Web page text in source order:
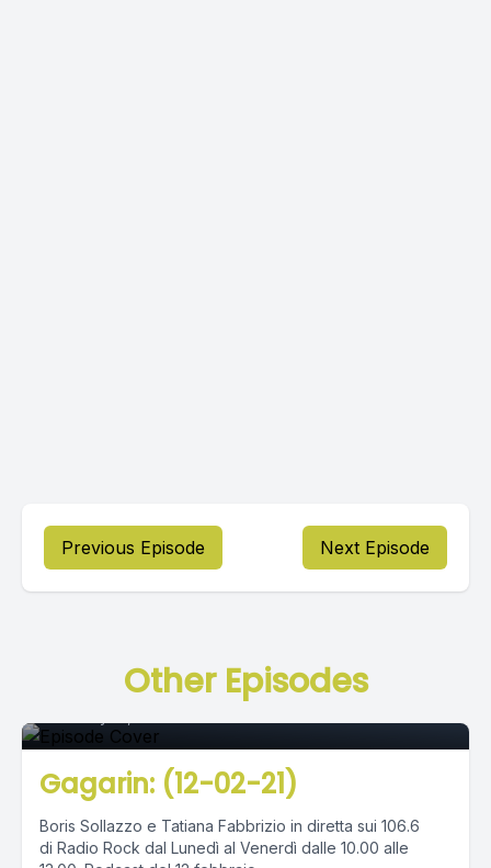
Previous Episode Next Episode
Other Episodes
Episode 0
Gagarin: (12-02-21)
Boris Sollazzo e Tatiana Fabbrizio in diretta sui 106.6
di Radio Rock dal Lunedì al Venerdì dalle 10.00 alle